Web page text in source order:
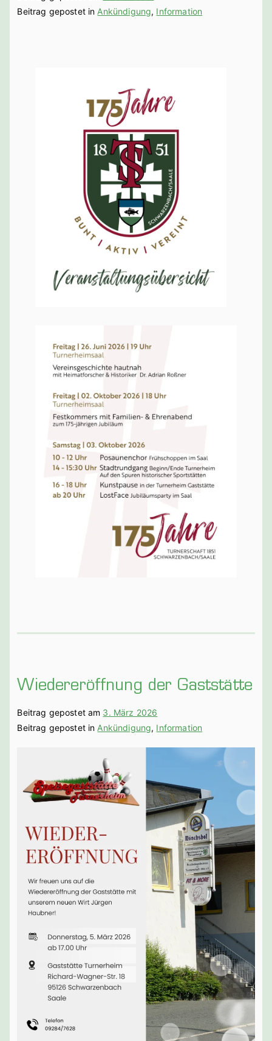
bach a. d.
Beitrag gepostet in Ankündigung, Information
Wiedereröffnung der Gaststätte
Beitrag gepostet am 3. März 2026
Beitrag gepostet in Ankündigung, Information